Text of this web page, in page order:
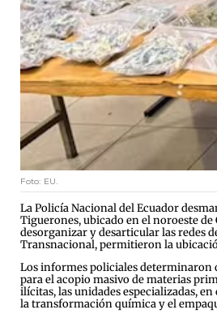
Foto: EU.
La Policía Nacional del Ecuador
Tiguerones, ubicado en el noroeste
desorganizar y desarticular las redes
Transnacional, permitieron la
Los informes policiales determinaron
para el acopio masivo de materias
ilícitas, las unidades especializadas,
la transformación química y el